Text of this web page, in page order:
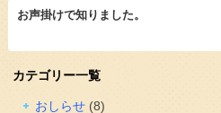
お声掛けで知りました。
カテゴリー一覧
おしらせ(8)